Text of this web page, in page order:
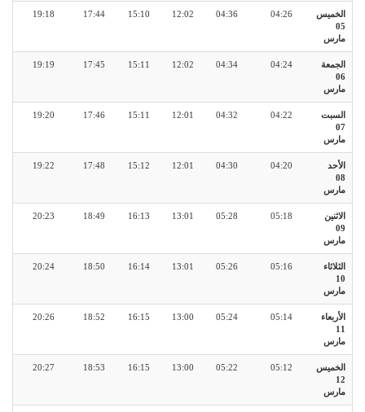
الخميس
05
مارس
04:26
04:36
12:02
15:10
17:44
19:18
الجمعة
06
مارس
04:24
04:34
12:02
15:11
17:45
19:19
السبت
07
مارس
04:22
04:32
12:01
15:11
17:46
19:20
الأحد
08
مارس
04:20
04:30
12:01
15:12
17:48
19:22
الاثنين
09
مارس
05:18
05:28
13:01
16:13
18:49
20:23
الثلاثاء
10
مارس
05:16
05:26
13:01
16:14
18:50
20:24
الأربعاء
11
مارس
05:14
05:24
13:00
16:15
18:52
20:26
الخميس
12
مارس
05:12
05:22
13:00
16:15
18:53
20:27